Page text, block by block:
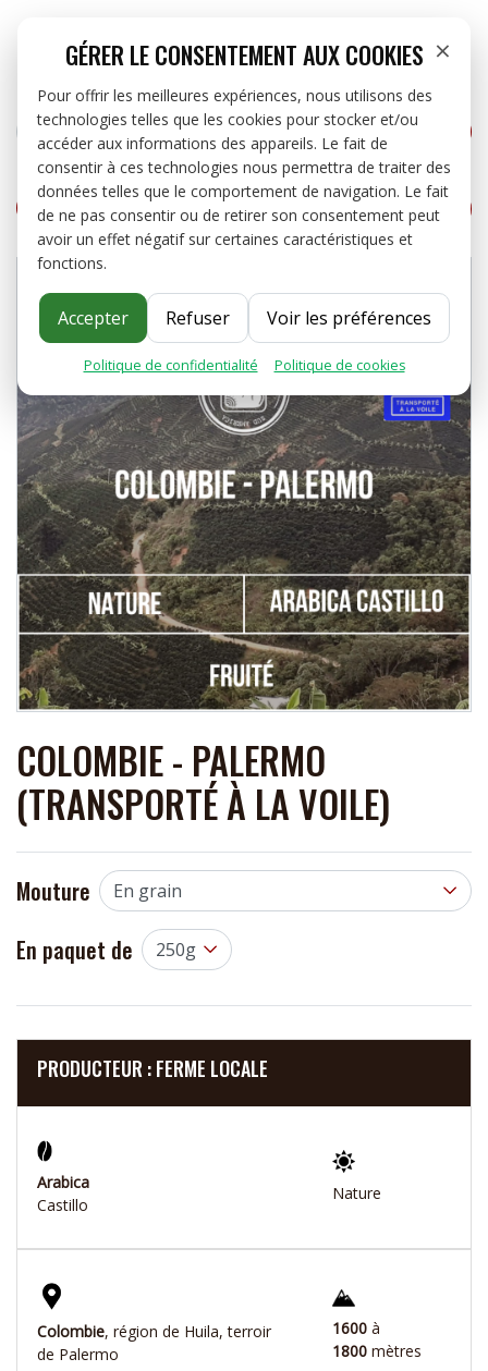
×
GÉRER LE CONSENTEMENT AUX COOKIES
Pour offrir les meilleures expériences, nous utilisons des
technologies telles que les cookies pour stocker et/ou
accéder aux informations des appareils. Le fait de
consentir à ces technologies nous permettra de traiter des
données telles que le comportement de navigation. Le fait
de ne pas consentir ou de retirer son consentement peut
avoir un effet négatif sur certaines caractéristiques et
fonctions.
Accepter Refuser Voir les préférences
Politique de confidentialité Politique de cookies
RECHERCHER
 PARTAGER
PARTAGER
TWEET
COLOMBIE - PALERMO
(TRANSPORTÉ À LA VOILE)
Mouture
En paquet de
PRODUCTEUR : FERME LOCALE
Colombie, région de Huila, terroir
de Palermo
1600 à
1800 mètres
Arabica
Castillo
Nature
  close
CAFÉS
THÉS ET INFUSIONS
OFFRES PRO
À PROPOS
BLOG
CONTACT